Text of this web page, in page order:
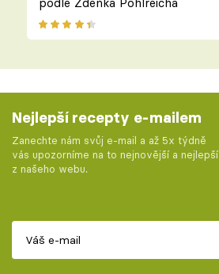
podle Zdeňka Pohlreicha
Nejlepší recepty e-mailem
Zanechte nám svůj e-mail a až 5x týdně
vás upozorníme na to nejnovější a nejlepší
z našeho webu.